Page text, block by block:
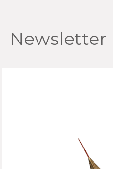
Newsletter